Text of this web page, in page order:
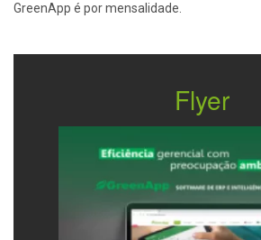
GreenApp é por mensalidade.
Flyer